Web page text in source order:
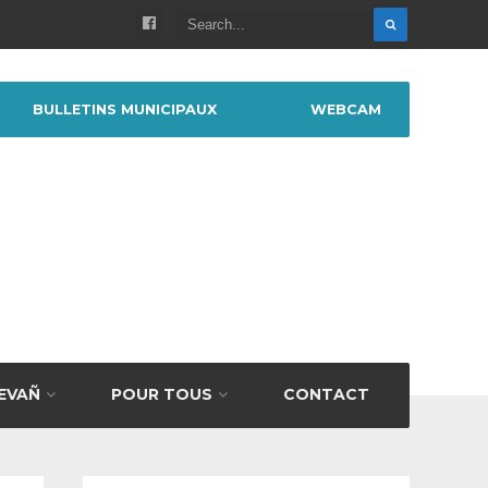
POUR TOUS CONTACT
BULLETINS MUNICIPAUX WEBCAM